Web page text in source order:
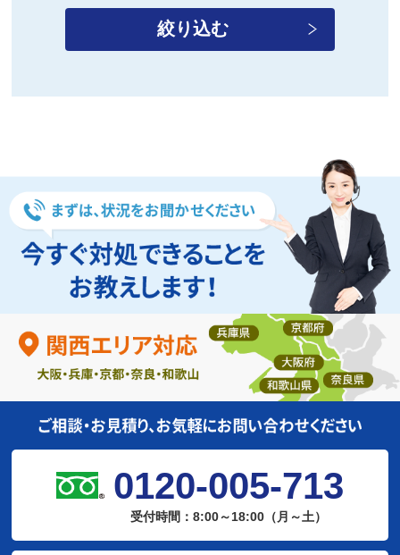
0120-005-713
受付時間：8:00～18:00（月～土）